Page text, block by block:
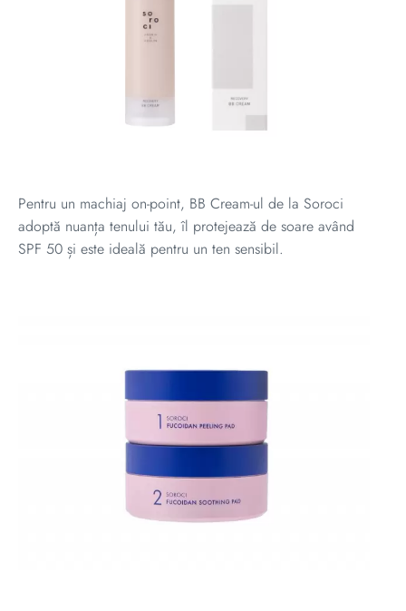
Pentru un machiaj on-point, BB Cream-ul de la Soroci
adoptă nuanța tenului tău, îl protejează de soare având
SPF 50 și este ideală pentru un ten sensibil.